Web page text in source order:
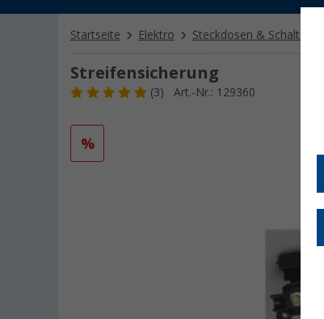
Startseite Elektro Steckdosen & Schalter
Streifensicherung
(3) Art.-Nr.: 129360
%